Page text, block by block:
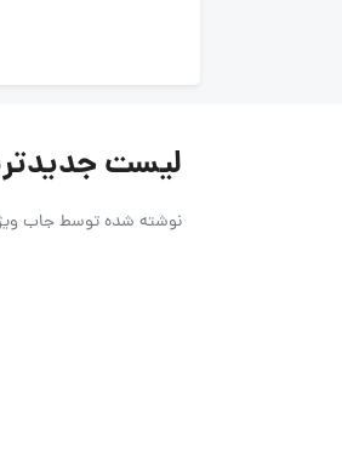
لیست
نوشته شده توسطجاب